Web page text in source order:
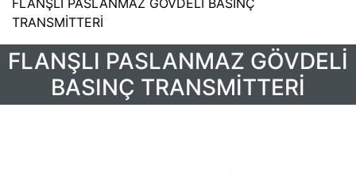
TRANSMİTTERİ
FLANŞLI PASLANMAZ GÖVDELİ
BASINÇ TRANSMİTTERİ